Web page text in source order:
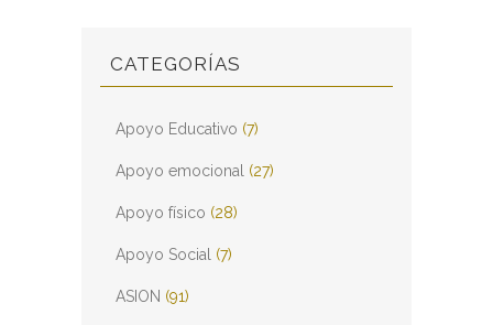
CATEGORÍAS
Apoyo Educativo (7)
Apoyo emocional (27)
Apoyo físico (28)
Apoyo Social (7)
ASION (91)